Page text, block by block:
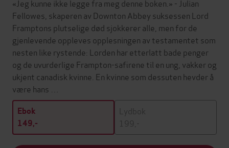
«Jeg kunne ikke legge fra meg denne boken.» - Julian
Fellowes, skaperen av Downton Abbey suksessen Lord
Framptons plutselige død sjokkerer alle, men for de
gjenlevende oppleves opplesningen av testamentet som
nesten like rystende: Lorden har etterlatt bade penger
og de uvurderlige Frampton-safirene til en ung, vakker og
ukjent canadisk kvinne. En kvinne som dessuten hevder å
være hans …
Ebok
149,-
Lydbok
199,-